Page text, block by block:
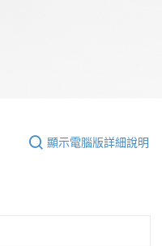
顯示電腦版詳細說明